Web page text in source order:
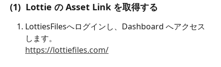
(1)  Lottie の Asset Link を取得する
LottiesFilesへログインし、Dashboard へアクセス
します。
https://lottiefiles.com/